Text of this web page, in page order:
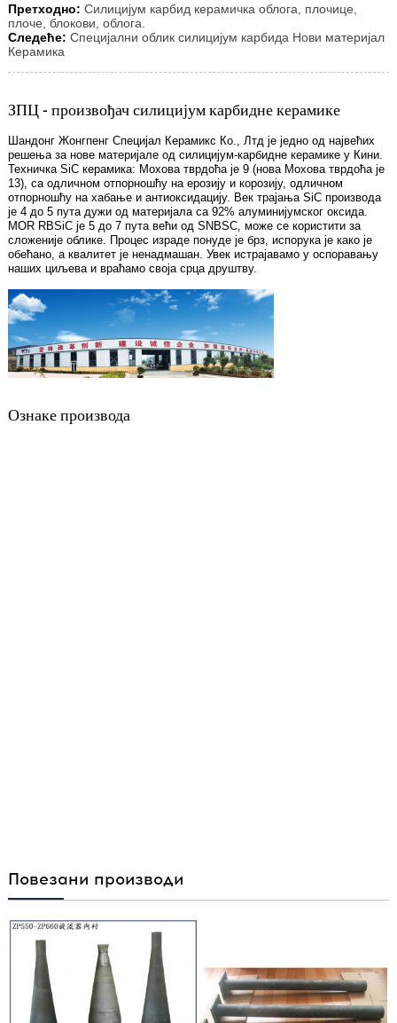
Претходно: Силицијум карбид керамичка облога, плочице,
плоче, блокови, облога.
Следеће: Специјални облик силицијум карбида Нови материјал
Керамика
ЗПЦ - произвођач силицијум карбидне керамике
Шандонг Жонгпенг Специјал Керамикс Ко., Лтд је једно од највећих
решења за нове материјале од силицијум-карбидне керамике у Кини.
Техничка SiC керамика: Мохова тврдоћа је 9 (нова Мохова тврдоћа је
13), са одличном отпорношћу на ерозију и корозију, одличном
отпорношћу на хабање и антиоксидацију. Век трајања SiC производа
је 4 до 5 пута дужи од материјала са 92% алуминијумског оксида.
MOR RBSiC је 5 до 7 пута већи од SNBSC, може се користити за
сложеније облике. Процес израде понуде је брз, испорука је како је
обећано, а квалитет је ненадмашан. Увек истрајавамо у оспоравању
наших циљева и враћамо своја срца друштву.
Ознаке производа
Повезани производи